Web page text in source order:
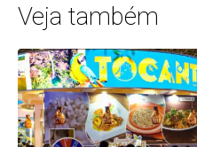
Veja também